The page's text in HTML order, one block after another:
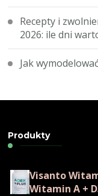
Recepty i
2026: ile dni
Jak
Produkty
Visanto
Witamin A +